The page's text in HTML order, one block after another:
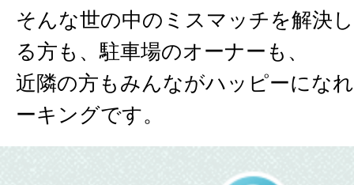
そんな世の中のミスマッチを解決
る方も、駐車場のオーナーも、
近隣の方もみんながハッピーにな
ーキングです。